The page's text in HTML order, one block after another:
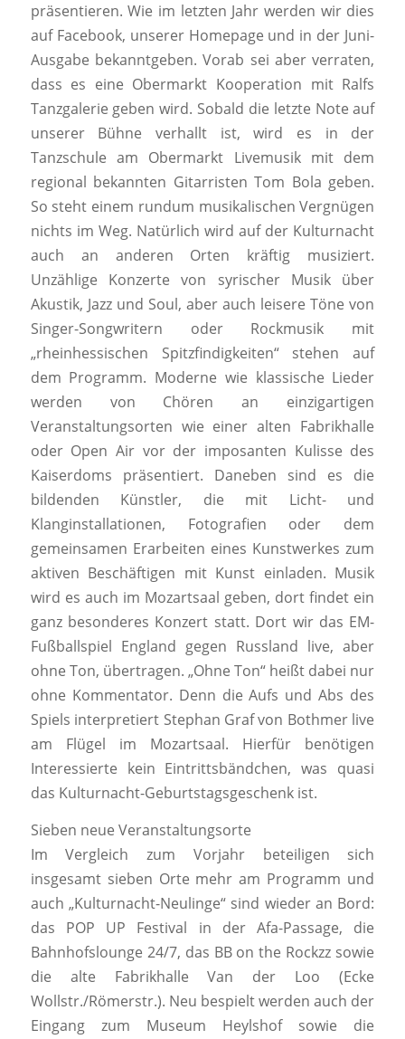
präsentieren. Wie im letzten Jahr werden wir dies
auf Facebook, unserer Homepage und in der Juni-
Ausgabe bekanntgeben. Vorab sei aber verraten,
dass es eine Obermarkt Kooperation mit Ralfs
Tanzgalerie geben wird. Sobald die letzte Note auf
unserer Bühne verhallt ist, wird es in der
Tanzschule am Obermarkt Livemusik mit dem
regional bekannten Gitarristen Tom Bola geben.
So steht einem rundum musikalischen Vergnügen
nichts im Weg. Natürlich wird auf der Kulturnacht
auch an anderen Orten kräftig musiziert.
Unzählige Konzerte von syrischer Musik über
Akustik, Jazz und Soul, aber auch leisere Töne von
Singer-Songwritern oder Rockmusik mit
„rheinhessischen Spitzfindigkeiten“ stehen auf
dem Programm. Moderne wie klassische Lieder
werden von Chören an einzigartigen
Veranstaltungsorten wie einer alten Fabrikhalle
oder Open Air vor der imposanten Kulisse des
Kaiserdoms präsentiert. Daneben sind es die
bildenden Künstler, die mit Licht- und
Klanginstallationen, Fotografien oder dem
gemeinsamen Erarbeiten eines Kunstwerkes zum
aktiven Beschäftigen mit Kunst einladen. Musik
wird es auch im Mozartsaal geben, dort findet ein
ganz besonderes Konzert statt. Dort wir das EM-
Fußballspiel England gegen Russland live, aber
ohne Ton, übertragen. „Ohne Ton“ heißt dabei nur
ohne Kommentator. Denn die Aufs und Abs des
Spiels interpretiert Stephan Graf von Bothmer live
am Flügel im Mozartsaal. Hierfür benötigen
Interessierte kein Eintrittsbändchen, was quasi
das Kulturnacht-Geburtstagsgeschenk ist.
Sieben neue Veranstaltungsorte
Im Vergleich zum Vorjahr beteiligen sich
insgesamt sieben Orte mehr am Programm und
auch „Kulturnacht-Neulinge“ sind wieder an Bord:
das POP UP Festival in der Afa-Passage, die
Bahnhofslounge 24/7, das BB on the Rockzz sowie
die alte Fabrikhalle Van der Loo (Ecke
Wollstr./Römerstr.). Neu bespielt werden auch der
Eingang zum Museum Heylshof sowie die